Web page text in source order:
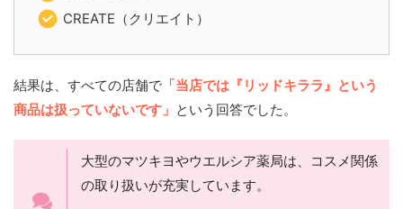
CREATE（クリエイト）
結果は、すべての店舗で 「当店では『リッドキララ』という
商品は扱っていないです」 という回答でした。
大型のマツキヨやウエルシア薬局は、コスメ関係
の取り扱いが充実しています。